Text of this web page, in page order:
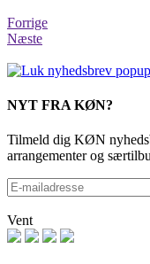
Forrige
Næste
NYT FRA KØN?
Tilmeld dig KØN
arrangementer og
Vent